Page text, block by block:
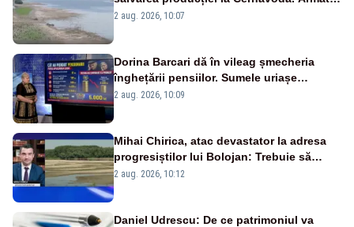
va detona o stâncă și va devia apa
2 aug. 2026, 10:07
Dorina Barcari dă în vileag șmecheria
înghețării pensiilor. Sumele uriașe
pierdute de fiecare român
2 aug. 2026, 10:09
Mihai Chirica, atac devastator la adresa
progresiștilor lui Bolojan: Trebuie să
protejăm și natura, dar nu șținem omaneii
2 aug. 2026, 10:12
Daniel Udrescu: De ce patrimoniul va